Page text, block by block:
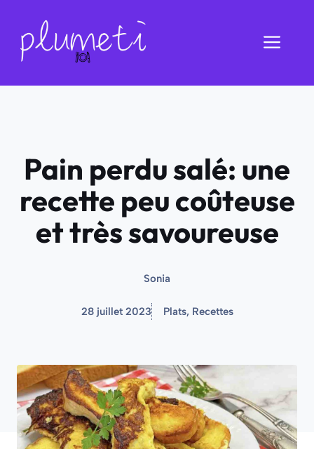
contenu
Pain perdu salé: une
recette peu coûteuse
et très savoureuse
Sonia
28 juillet 2023 Plats, Recettes